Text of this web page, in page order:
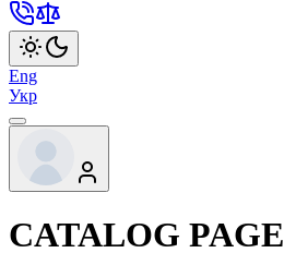
Eng
Укр
CATALOG PAGE